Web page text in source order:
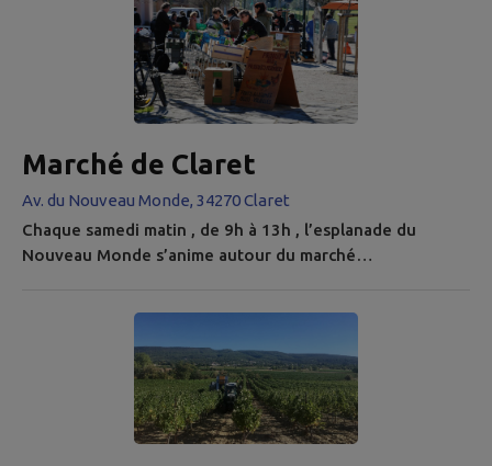
pied du plateau du Causse de l’Hortus, à quelques
kilomètres du Pic Saint-Loup, le village offre un terrain
Marché de Claret
Av. du Nouveau Monde, 34270 Claret
Chaque samedi matin , de 9h à 13h , l’esplanade du
Nouveau Monde s’anime autour du marché
platanes. Vous y trouverez une belle variété de produits
locaux et de qualité, proposés par des producteurs,
artisans et commerçants du territoire. Au...